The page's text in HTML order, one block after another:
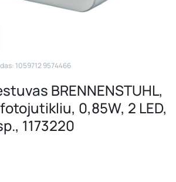
1059712 9574466
BRENNENSTUHL,
0,85W, 2 LED,
1173220